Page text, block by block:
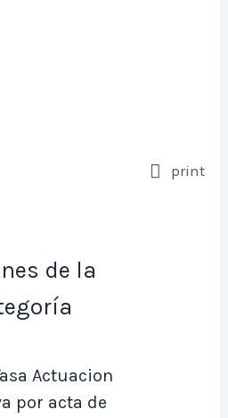
print
de la
Actuacion
por acta de